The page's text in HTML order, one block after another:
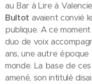
au Bar à Lire à
Bultot avaient convié
publique. A ce
duo de voix
ans, une autre
monde. La base de
amené, son intitulé